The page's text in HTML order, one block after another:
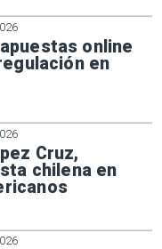
online
en
Cruz,
chilena en